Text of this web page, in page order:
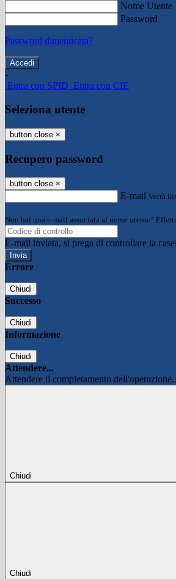
Nome Utente
Password
Password dimenticata?
-
Entra con SPID Entra con CIE
Seleziona utente
button close ×
Recupero password
button close ×
E-mail Verrà
Non hai una e-mail associata al nome utente?
E-mail inviata, si prega di controllare la
Errore
Chiudi
Successo
Chiudi
Informazione
Chiudi
Attendere...
Attendere il completamento
Chiudi
Chiudi